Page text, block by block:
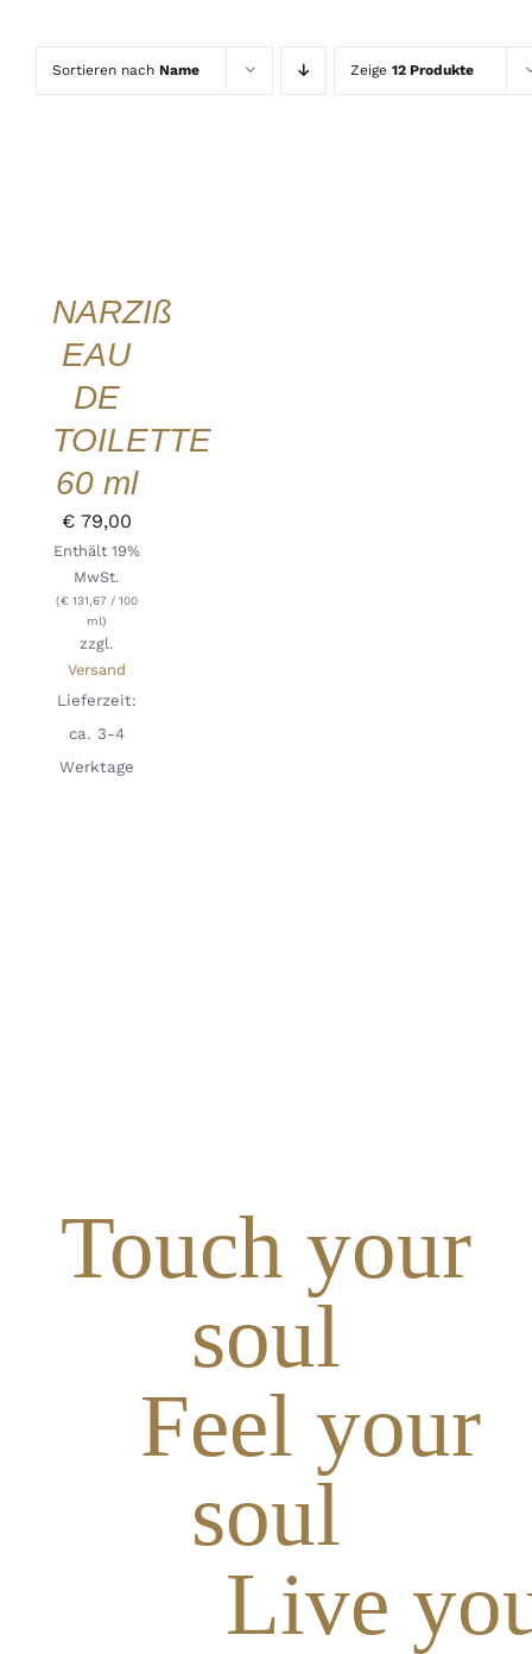
Sortieren nach Name Zeige 12 Produkte
NARZIß
EAU
DE
TOILETTE
60 ml
€79,00
Enthält 19%
MwSt.
(€131,67/ 100
ml)
zzgl.
Versand
Lieferzeit:
ca. 3-4
Werktage
Touch your
soul
Feel your
soul
Live